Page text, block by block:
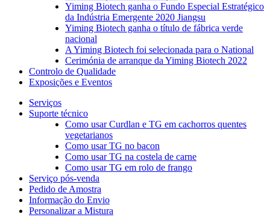
Yiming Biotech ganha o Fundo Especial Estratégico
da Indústria Emergente 2020 Jiangsu
Yiming Biotech ganha o título de fábrica verde
nacional
A Yiming Biotech foi selecionada para o National
Cerimónia de arranque da Yiming Biotech 2022
Controlo de Qualidade
Exposições e Eventos
Serviços
Suporte técnico
Como usar Curdlan e TG em cachorros quentes
vegetarianos
Como usar TG no bacon
Como usar TG na costela de carne
Como usar TG em rolo de frango
Serviço pós-venda
Pedido de Amostra
Informação do Envio
Personalizar a Mistura